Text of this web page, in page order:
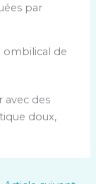
par
de
avec des
doux,